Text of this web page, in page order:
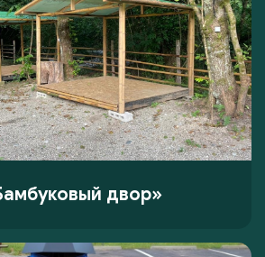
двор»